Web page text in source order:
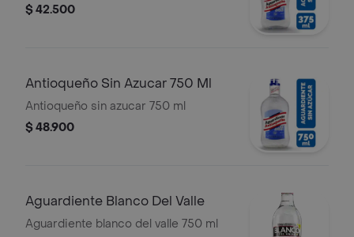
$ 42.500
Antioqueño Sin Azucar 750 Ml
Antioqueño sin azucar 750 ml
$ 48.900
Aguardiente Blanco Del Valle
Aguardiente blanco del valle 750 ml